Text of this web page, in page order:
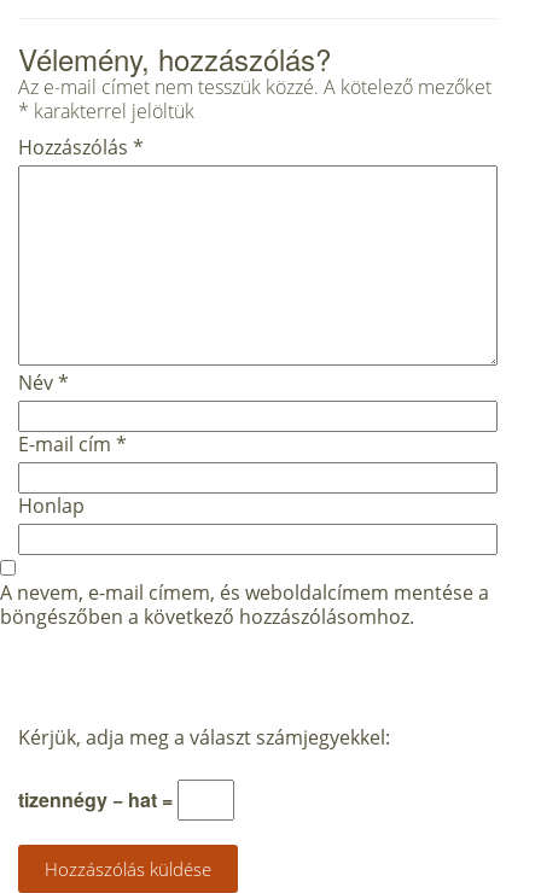
Vélemény, hozzászólás?
Az e-mail címet nem tesszük közzé. A kötelező mezőket
* karakterrel jelöltük
Hozzászólás *
Név*
E-mail cím *
Honlap
A nevem, e-mail címem, és weboldalcímem mentése a
böngészőben a következő hozzászólásomhoz.
Kérjük, adja meg a választ számjegyekkel:
tizennégy − hat =